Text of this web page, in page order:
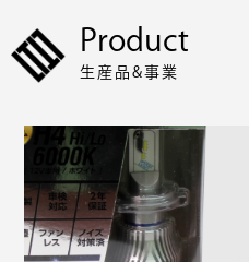
Product
生産品&事業